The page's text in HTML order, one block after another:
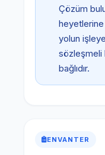
Çözüm
yolun
sözleşmeli
bağlıdır.
ENVANTER